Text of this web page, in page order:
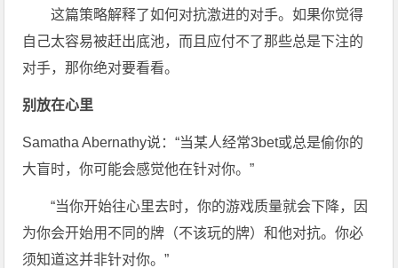
这篇策略解释了如何对抗激进的对手。如果你觉得
自己太容易被赶出底池，而且应付不了那些总是下注的
对手，那你绝对要看看。
别放在心里
Samatha Abernathy说：“当某人经常3bet或总是偷你的
大盲时，你可能会感觉他在针对你。”
“当你开始往心里去时，你的游戏质量就会下降，因
为你会开始用不同的牌（不该玩的牌）和他对抗。你必
须知道这并非针对你。”